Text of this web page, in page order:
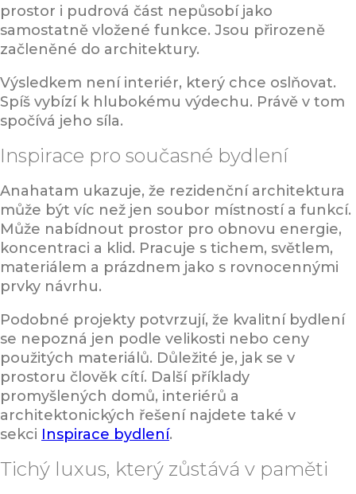
prostor i pudrová část nepůsobí jako
samostatně vložené funkce. Jsou přirozeně
začleněné do architektury.
Výsledkem není interiér, který chce oslňovat.
Spíš vybízí k hlubokému výdechu. Právě v tom
spočívá jeho síla.
Inspirace pro současné bydlení
Anahatam ukazuje, že rezidenční architektura
může být víc než jen soubor místností a funkcí.
Může nabídnout prostor pro obnovu energie,
koncentraci a klid. Pracuje s tichem, světlem,
materiálem a prázdnem jako s rovnocennými
prvky návrhu.
Podobné projekty potvrzují, že kvalitní bydlení
se nepozná jen podle velikosti nebo ceny
použitých materiálů. Důležité je, jak se v
prostoru člověk cítí. Další příklady
promyšlených domů, interiérů a
architektonických řešení najdete také v
sekci Inspirace bydlení.
Tichý luxus, který zůstává v paměti